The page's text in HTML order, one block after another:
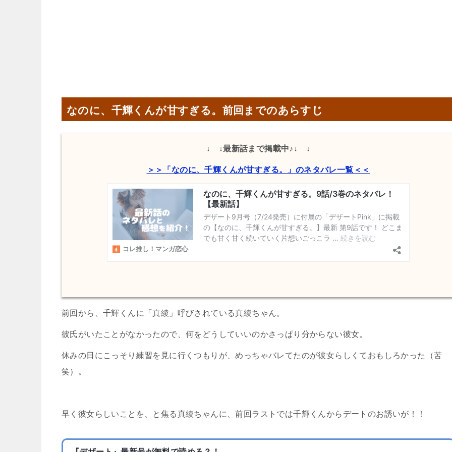
なのに、千輝くんが甘すぎる。前回までのあらすじ
↓ ↓最新話まで掲載中♪↓ ↓
＞＞「なのに、千輝くんが甘すぎる。」のネタバレ一覧＜＜
前回から、千輝くんに「真綾」呼びされている真綾ちゃん。
彼氏がいたことがなかったので、何をどうしていいのかさっぱり分からない彼女。
休みの日にこっそり練習を見に行くつもりが、めっちゃバレてたのが彼女らしくておもしろかった（苦
笑）。
早く彼女らしいことを、と焦る真綾ちゃんに、前回ラストでは千輝くんからデートのお誘いが！！